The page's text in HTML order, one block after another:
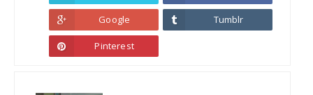
Google Tumblr
Pinterest